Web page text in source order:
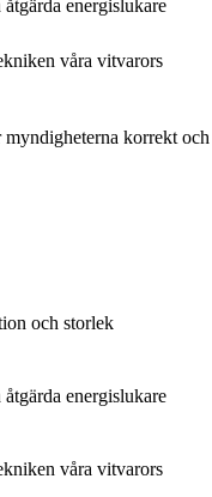
energislukare
våra vitvarors
korrekt och
och storlek
energislukare
våra vitvarors